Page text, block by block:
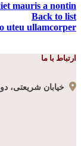
mauris a nontin
Back to list
uteu ullamcorper
ارتباط با ما
خیابان شریعتی،